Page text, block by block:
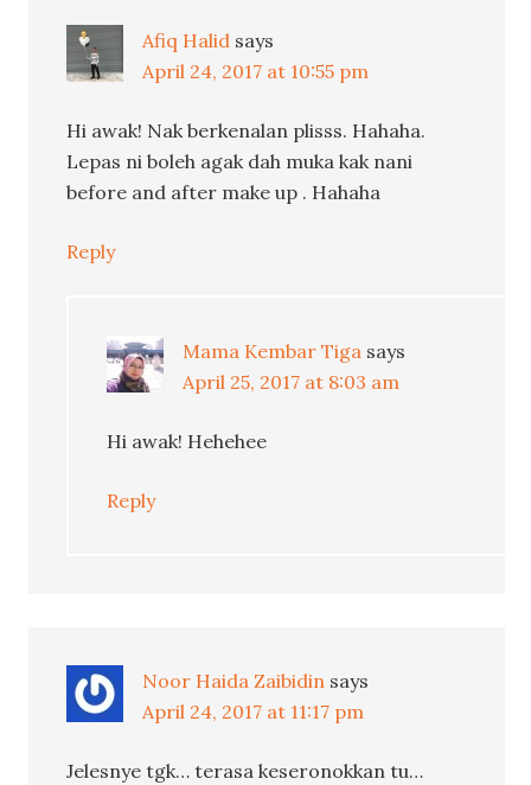
Afiq Halid says
April 24, 2017 at 10:55 pm
Hi awak! Nak berkenalan plisss. Hahaha.
Lepas ni boleh agak dah muka kak nani
before and after make up . Hahaha
Reply
Mama Kembar Tiga says
April 25, 2017 at 8:03 am
Hi awak! Hehehee
Reply
Noor Haida Zaibidin says
April 24, 2017 at 11:17 pm
Jelesnye tgk… terasa keseronokkan tu…